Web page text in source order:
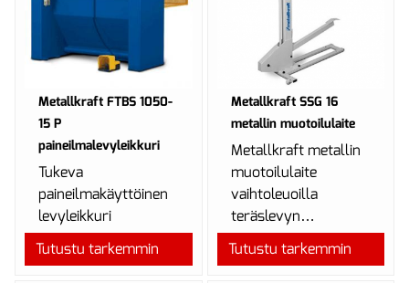
Metallkraft FTBS 1050-
15 P
paineilmalevyleikkuri
Tukeva
paineilmakäyttöinen
levyleikkuri
jalkapolkimella.
Tehdastilaustuote,
Tutustu tarkemmin
Metallkraft SSG 16
metallin muotoilulaite
Metallkraft metallin
muotoilulaite
vaihtoleuoilla
teräslevyn
puristukseen ja
levitykseen.
Tutustu tarkemmin